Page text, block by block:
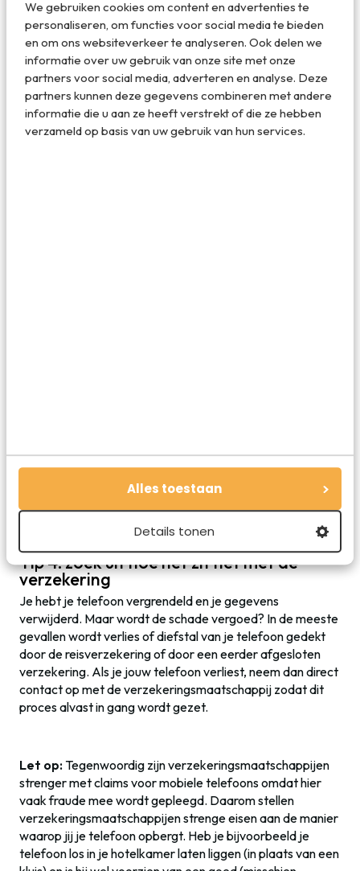
We gebruiken cookies om content en advertenties te
personaliseren, om functies voor social media te bieden
en om ons websiteverkeer te analyseren. Ook delen we
informatie over uw gebruik van onze site met onze
partners voor social media, adverteren en analyse. Deze
partners kunnen deze gegevens combineren met andere
informatie die u aan ze heeft verstrekt of die ze hebben
verzameld op basis van uw gebruik van hun services.
Alles toestaan
Details tonen
Je gebruikt ‘bellen’ wanneer je stiekem hoopt dat je
telefoon ergens in je hotelkamer ligt.
‘Wipe’ betekent dat je telefoon zichzelf terugzet
naar de fabrieksinstellingen, hierdoor worden wel alle
persoonlijke gegevens gewist.let op:Hierna wordt je
telefoon volledig gewist en onvindbaar, dus overweeg
deze keuze goed.
opgeschreven voordat je vertrok. Zo niet: doe dit vanaf nu
maar wel!
Tip 4: zoek uit hoe het zit het met de
verzekering
Je hebt je telefoon vergrendeld en je gegevens
verwijderd. Maar wordt de schade vergoed? In de meeste
gevallen wordt verlies of diefstal van je telefoon gedekt
door de reisverzekering of door een eerder afgesloten
verzekering. Als je jouw telefoon verliest, neem dan direct
contact op met de verzekeringsmaatschappij zodat dit
proces alvast in gang wordt gezet.
Let op: Tegenwoordig zijn verzekeringsmaatschappijen
strenger met claims voor mobiele telefoons omdat hier
vaak fraude mee wordt gepleegd. Daarom stellen
verzekeringsmaatschappijen strenge eisen aan de manier
waarop jij je telefoon opbergt. Heb je bijvoorbeeld je
telefoon los in je hotelkamer laten liggen (in plaats van een